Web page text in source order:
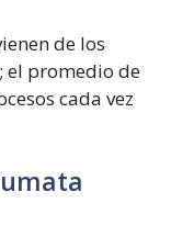
de los
el promedio de
cada vez